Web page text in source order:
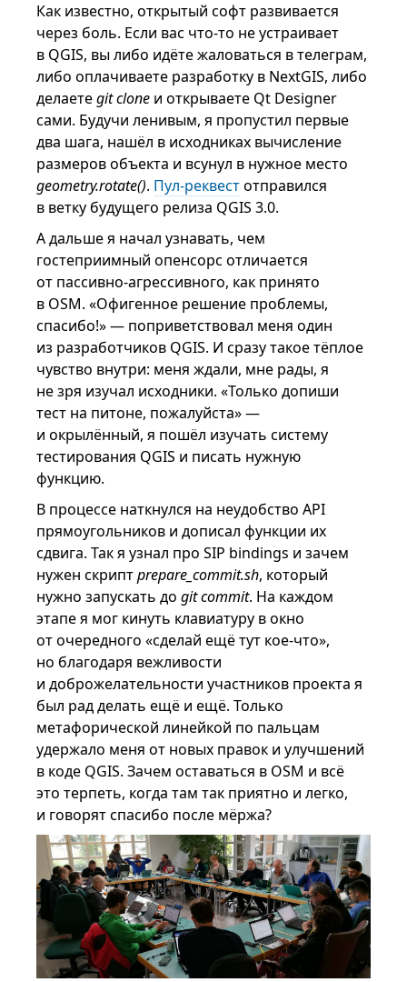
Как известно, открытый софт развивается
через боль. Если вас что-то не устраивает
в QGIS, вы либо идёте жаловаться в телеграм,
либо оплачиваете разработку в NextGIS, либо
делаетеgit clone и открываете Qt Designer
сами. Будучи ленивым, я пропустил первые
два шага, нашёл в исходниках вычисление
размеров объекта и всунул в нужное место
geometry.rotate(). Пул-реквестотправился
в ветку будущего релиза QGIS 3.0.
А дальше я начал узнавать, чем
гостеприимный опенсорс отличается
от пассивно-агрессивного, как принято
в OSM. «Офигенное решение проблемы,
спасибо!» — поприветствовал меня один
из разработчиков QGIS. И сразу такое тёплое
чувство внутри: меня ждали, мне рады, я
не зря изучал исходники. «Только допиши
тест на питоне, пожалуйста» —
и окрылённый, я пошёл изучать систему
тестирования QGIS и писать нужную
функцию.
В процессе наткнулся на неудобство API
прямоугольников и дописал функции их
сдвига. Так я узнал про SIP bindings и зачем
нужен скриптprepare_commit.sh, который
нужно запускать доgit commit. На каждом
этапе я мог кинуть клавиатуру в окно
от очередного «сделай ещё тут кое-что»,
но благодаря вежливости
и доброжелательности участников проекта я
был рад делать ещё и ещё. Только
метафорической линейкой по пальцам
удержало меня от новых правок и улучшений
в коде QGIS. Зачем оставаться в OSM и всё
это терпеть, когда там так приятно и легко,
и говорят спасибо после мёржа?